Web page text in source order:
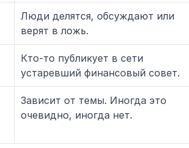
Люди делятся, обсуждают или
верят в ложь.
Кто-то публикует в сети
устаревший финансовый совет.
Зависит от темы. Иногда это
очевидно, иногда нет.